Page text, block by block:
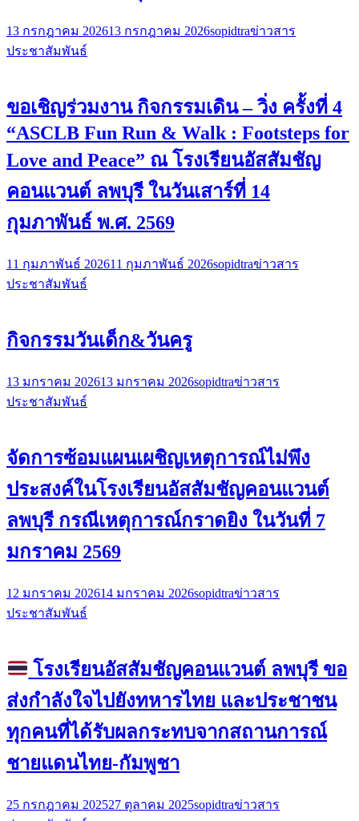
13 กรกฎาคม 202613 กรกฎาคม 2026sopidtraข่าวสาร
ประชาสัมพันธ์
ขอเชิญร่วมงาน กิจกรรมเดิน – วิ่ง ครั้งที่ 4
“ASCLB Fun Run & Walk : Footsteps for
Love and Peace” ณ โรงเรียนอัสสัมชัญ
คอนแวนต์ ลพบุรี ในวันเสาร์ที่ 14
กุมภาพันธ์ พ.ศ. 2569
11 กุมภาพันธ์ 202611 กุมภาพันธ์ 2026sopidtraข่าวสาร
ประชาสัมพันธ์
กิจกรรมวันเด็ก&วันครู
13 มกราคม 202613 มกราคม 2026sopidtraข่าวสาร
ประชาสัมพันธ์
จัดการซ้อมแผนเผชิญเหตุการณ์ไม่พึง
ประสงค์ในโรงเรียนอัสสัมชัญคอนแวนต์
ลพบุรี กรณีเหตุการณ์กราดยิง ในวันที่ 7
มกราคม 2569
12 มกราคม 202614 มกราคม 2026sopidtraข่าวสาร
ประชาสัมพันธ์
โรงเรียนอัสสัมชัญคอนแวนต์ ลพบุรี ขอ
ส่งกำลังใจไปยังทหารไทย และประชาชน
ทุกคนที่ได้รับผลกระทบจากสถานการณ์
ชายแดนไทย-กัมพูชา
25 กรกฎาคม 202527 ตุลาคม 2025sopidtraข่าวสาร